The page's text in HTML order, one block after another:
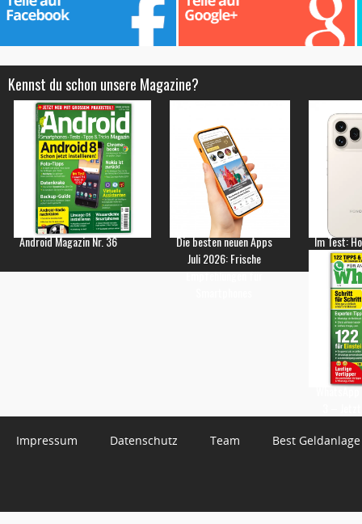
Kennst du schon unsere Magazine?
Android Magazin Nr. 36
Die besten neuen Apps
Juli 2026: Frische
Empfehlungen für
Im Test:
Impressum Datenschutz Team Best Geldanlage